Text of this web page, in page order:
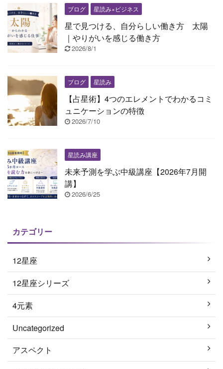
ブログ 星読み×ビジネス
星で見つける、自分らしい働き方 太陽
｜やりがいを感じる働き方
2026/8/1
ブログ 星読み
【占星術】4つのエレメントでわかるコミ
ュニケーションの特徴
2026/7/10
星読み講座
未来予測を学ぶ中級講座【2026年7月開
講】
2026/6/25
カテゴリー
12星座
12星座シリーズ
4元素
Uncategorized
アスペクト